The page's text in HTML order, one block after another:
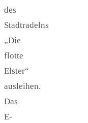
des
Stadtradelns
„Die
flotte
Elster“
ausleihen.
Das
E-